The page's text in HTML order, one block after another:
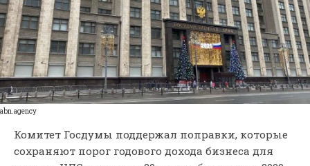
abn.agency
Комитет Госдумы поддержал поправки, которые
сохраняют порог годового дохода бизнеса для